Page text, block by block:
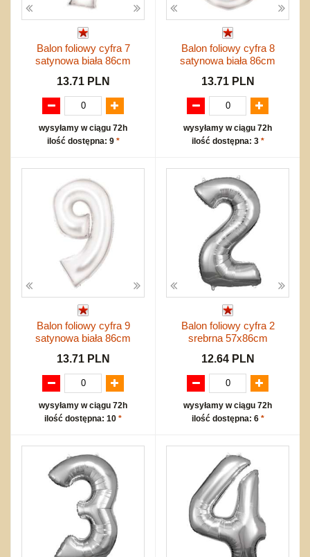
Balon foliowy cyfra 7
satynowa biała 86cm
13.71 PLN
wysyłamy w ciągu 72h
ilość dostępna: 9 *
Balon foliowy cyfra 8
satynowa biała 86cm
13.71 PLN
wysyłamy w ciągu 72h
ilość dostępna: 3 *
Balon foliowy cyfra 9
satynowa biała 86cm
13.71 PLN
wysyłamy w ciągu 72h
ilość dostępna: 10 *
Balon foliowy cyfra 2
srebrna 57x86cm
12.64 PLN
wysyłamy w ciągu 72h
ilość dostępna: 6 *